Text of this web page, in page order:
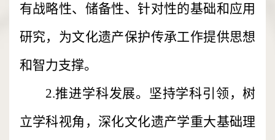
有战略性、储备性、针对性的基础和应用
研究，为文化遗产保护传承工作提供思想
和智力支撑。
2.推进学科发展。坚持学科引领，树
立学科视角，深化文化遗产学重大基础理